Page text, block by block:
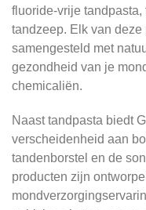
fluoride-vrije
tandzeep. Elk van
samengesteld met
gezondheid van je
chemicaliën.
Naast tandpasta biedt
verscheidenheid aan
tandenborstel en de
producten zijn